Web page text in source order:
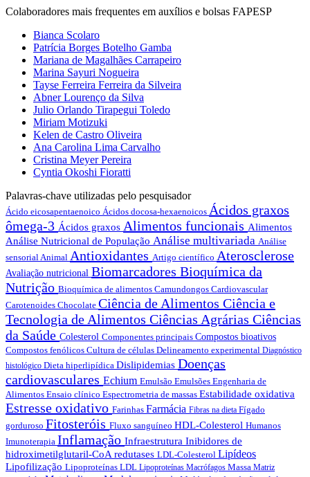
Colaboradores mais frequentes em auxílios e bolsas FAPESP
Bianca Scolaro
Patrícia Borges Botelho Gamba
Mariana de Magalhães Carrapeiro
Marina Sayuri Nogueira
Tayse Ferreira Ferreira da Silveira
Abner Lourenço da Silva
Julio Orlando Tirapegui Toledo
Miriam Motizuki
Kelen de Castro Oliveira
Ana Carolina Lima Carvalho
Cristina Meyer Pereira
Cyntia Okoshi Fioratti
Palavras-chave utilizadas pelo pesquisador
Ácido eicosapentaenoico Ácidos docosa-hexaenoicos Ácidos graxos
ômega-3 Ácidos graxos Alimentos funcionais Alimentos
Análise Nutricional de População Análise multivariada Análise
sensorial Animal Antioxidantes Artigo científico Aterosclerose
Avaliação nutricional Biomarcadores Bioquímica da
Nutrição Bioquímica de alimentos Camundongos Cardiovascular
Carotenoides Chocolate Ciência de Alimentos Ciência e
Tecnologia de Alimentos Ciências Agrárias Ciências
da Saúde Colesterol Componentes principais Compostos bioativos
Compostos fenólicos Cultura de células Delineamento experimental Diagnóstico
histológico Dieta hiperlipídica Dislipidemias Doenças
cardiovasculares Echium Emulsão Emulsões Engenharia de
Alimentos Ensaio clínico Espectrometria de massas Estabilidade oxidativa
Estresse oxidativo Farinhas Farmácia Fibras na dieta Fígado
gorduroso Fitosteróis Fluxo sanguíneo HDL-Colesterol Humanos
Imunoterapia Inflamação Infraestrutura Inibidores de
hidroximetilglutaril-CoA redutases LDL-Colesterol Lipídeos
Lipofilização Lipoproteínas LDL Lipoproteínas Macrófagos Massa Matriz